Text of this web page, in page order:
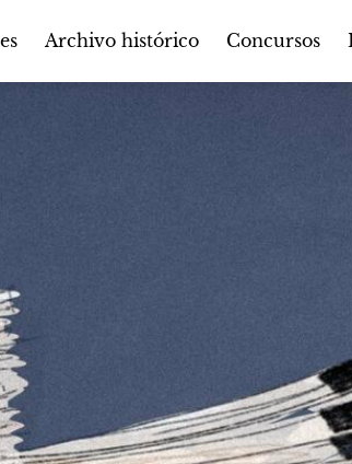
Archivo histórico Concursos